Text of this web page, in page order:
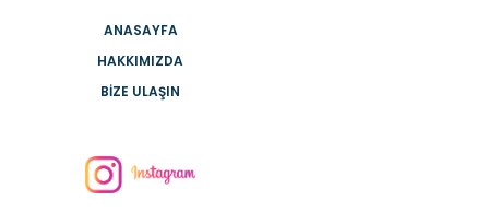
ANASAYFA
HAKKIMIZDA
BİZE ULAŞIN